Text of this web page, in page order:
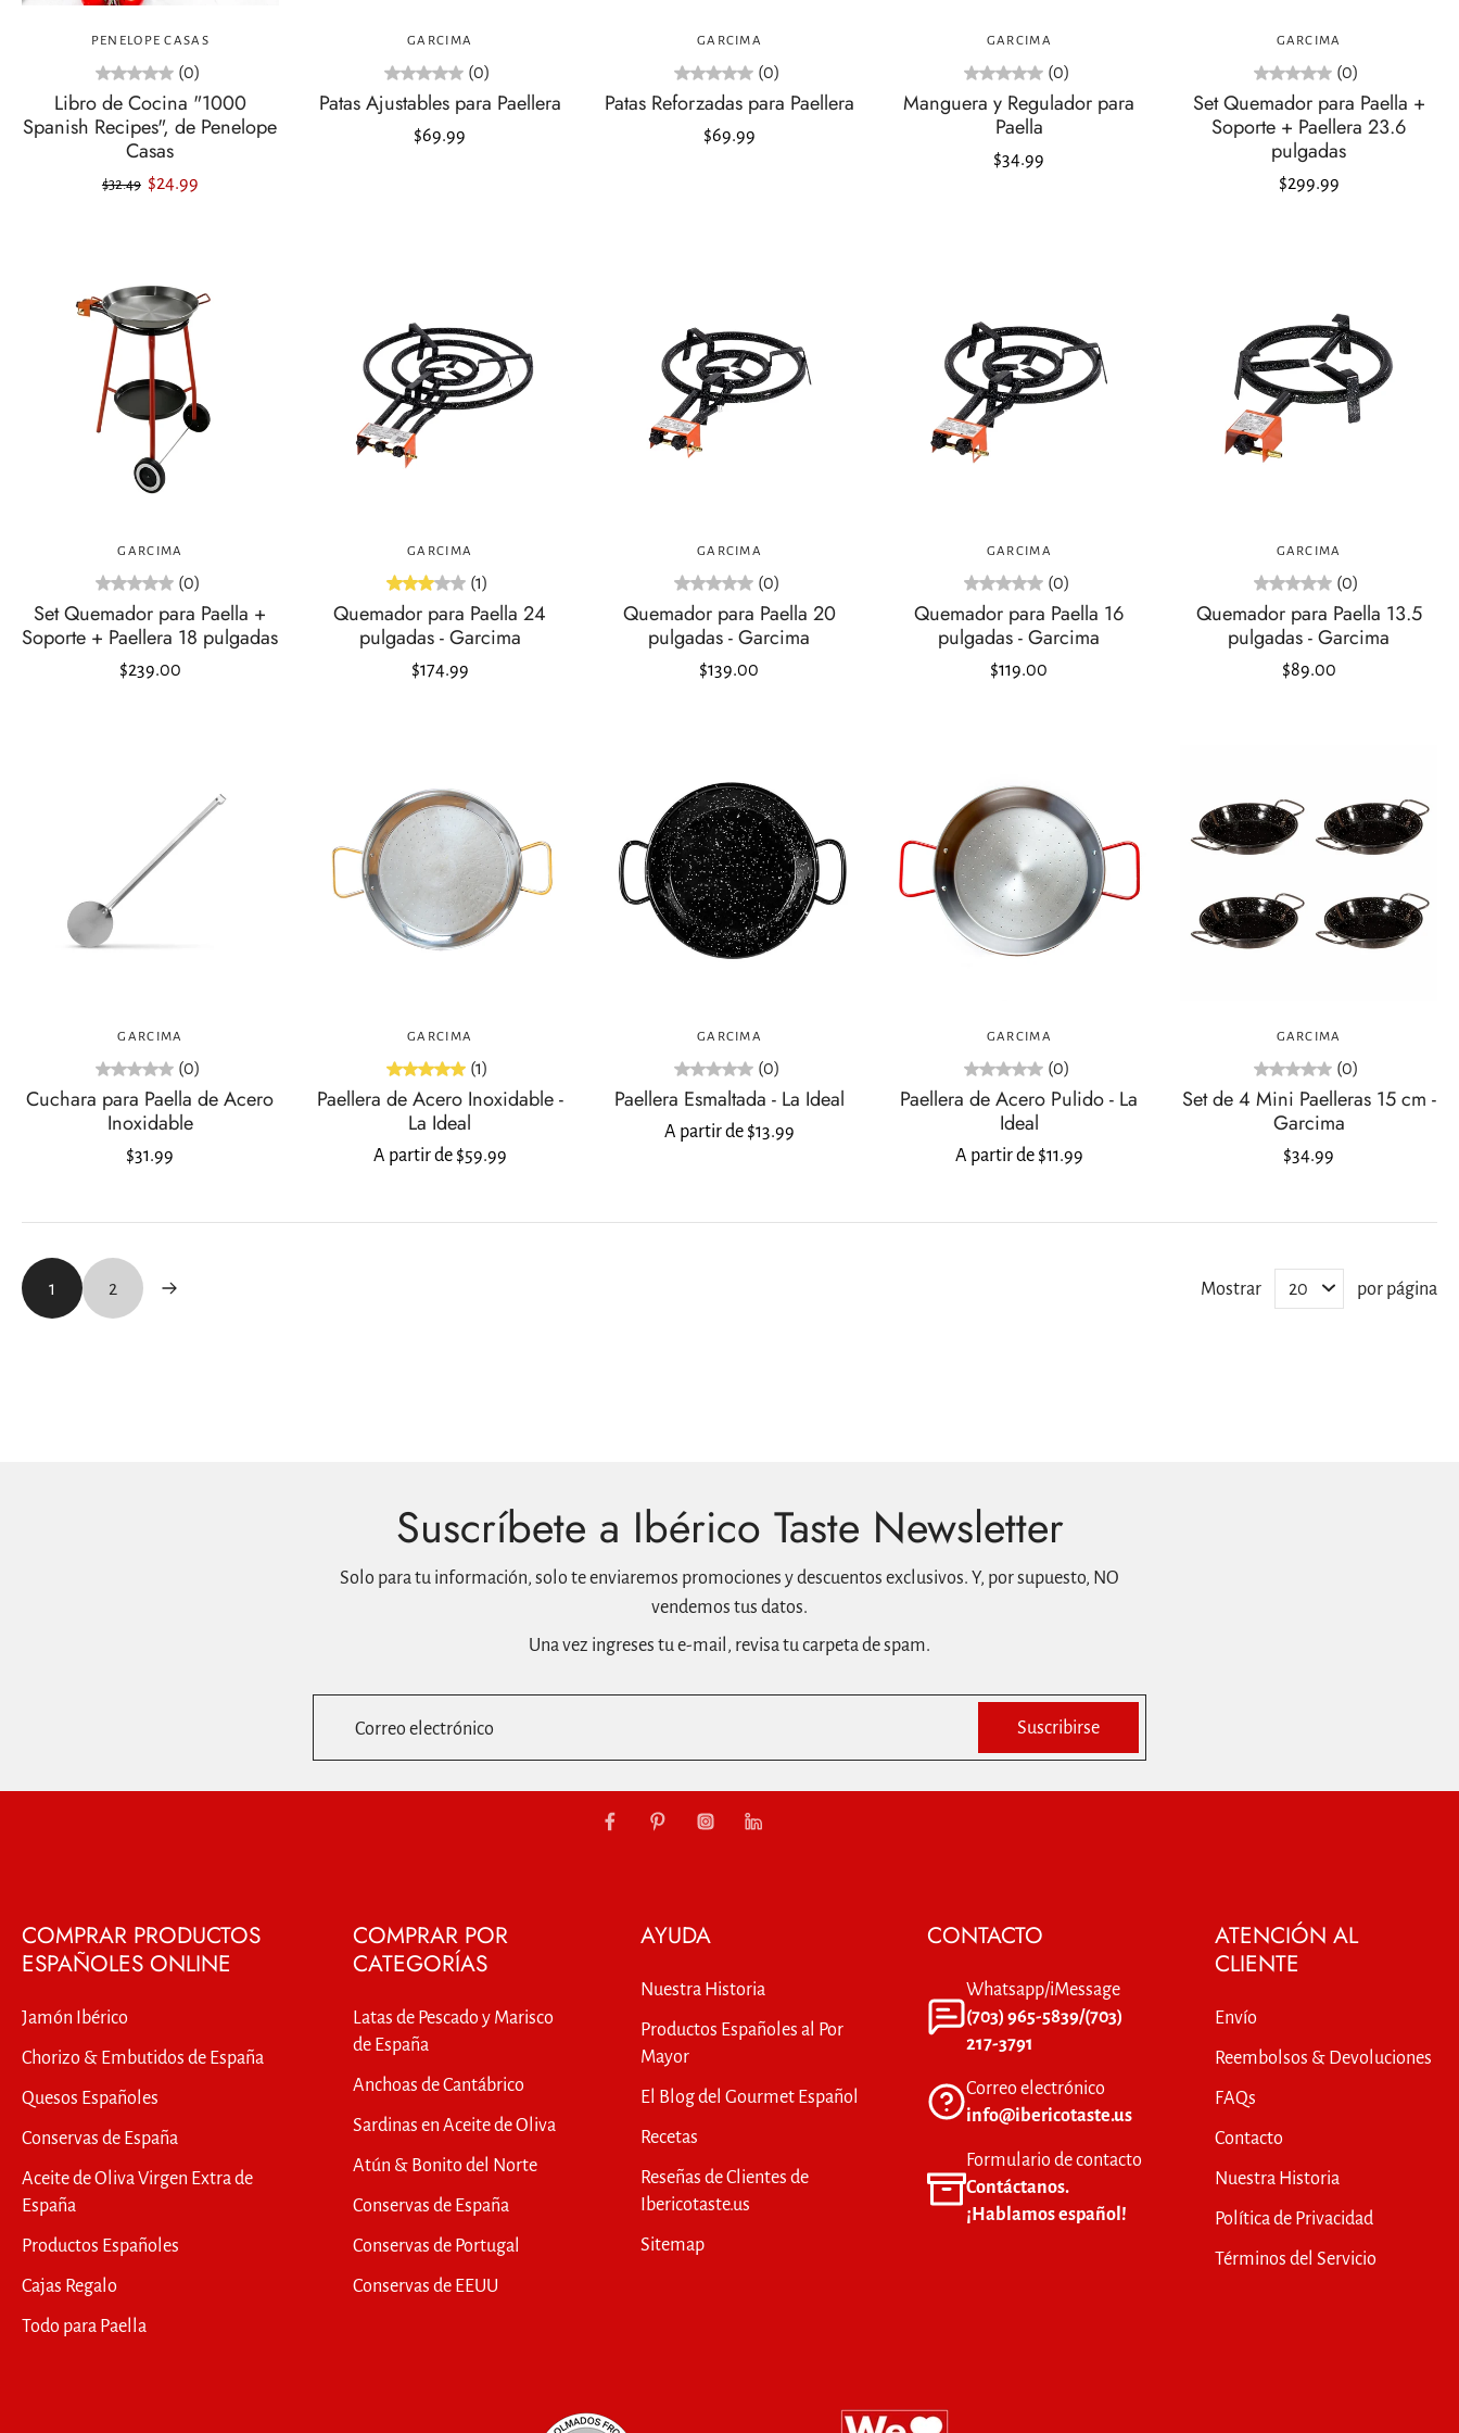
PENELOPE CASAS
(0)
Libro de Cocina "1000
Spanish Recipes", de Penelope
Casas
$32.49 $24.99
GARCIMA
(0)
Patas Ajustables para Paellera
$69.99
GARCIMA
(0)
Patas Reforzadas para Paellera
$69.99
GARCIMA
(0)
Manguera y Regulador para
Paella
$34.99
GARCIMA
(0)
Set Quemador para Paella +
Soporte + Paellera 23.6
pulgadas
$299.99
GARCIMA
(0)
Set Quemador para Paella +
Soporte + Paellera 18 pulgadas
$239.00
GARCIMA
(1)
Quemador para Paella 24
pulgadas - Garcima
$174.99
GARCIMA
(0)
Quemador para Paella 20
pulgadas - Garcima
$139.00
GARCIMA
(0)
Quemador para Paella 16
pulgadas - Garcima
$119.00
GARCIMA
(0)
Quemador para Paella 13.5
pulgadas - Garcima
$89.00
GARCIMA
(0)
Cuchara para Paella de Acero
Inoxidable
$31.99
GARCIMA
(1)
Paellera de Acero Inoxidable -
La Ideal
A partir de $59.99
GARCIMA
(0)
Paellera Esmaltada - La Ideal
A partir de $13.99
GARCIMA
(0)
Paellera de Acero Pulido - La
Ideal
A partir de $11.99
GARCIMA
(0)
Set de 4 Mini Paelleras 15 cm -
Garcima
$34.99
1 2 Mostrar por página
Suscríbete a Ibérico Taste Newsletter
Solo para tu información, solo te enviaremos promociones y descuentos exclusivos. Y, por supuesto, NO
vendemos tus datos.
Una vez ingreses tu e-mail, revisa tu carpeta de spam.
Correo electrónico Suscribirse
COMPRAR PRODUCTOS
ESPAÑOLES ONLINE
Jamón Ibérico
Chorizo & Embutidos de España
Quesos Españoles
Conservas de España
Aceite de Oliva Virgen Extra de
España
Productos Españoles
Cajas Regalo
Todo para Paella
COMPRAR POR
CATEGORÍAS
Latas de Pescado y Marisco
de España
Anchoas de Cantábrico
Sardinas en Aceite de Oliva
Atún & Bonito del Norte
Conservas de España
Conservas de Portugal
Conservas de EEUU
AYUDA
Nuestra Historia
Productos Españoles al Por
Mayor
El Blog del Gourmet Español
Recetas
Reseñas de Clientes de
Ibericotaste.us
Sitemap
CONTACTO
Whatsapp/iMessage
(703) 965-5839/(703)
217-3791
Correo electrónico
info@ibericotaste.us
Formulario de contacto
Contáctanos.
¡Hablamos español!
ATENCIÓN AL
CLIENTE
Envío
Reembolsos & Devoluciones
FAQs
Contacto
Nuestra Historia
Política de Privacidad
Términos del Servicio